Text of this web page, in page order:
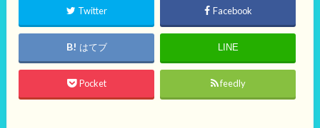
Twitter Facebook
はてブ LINE
Pocket feedly